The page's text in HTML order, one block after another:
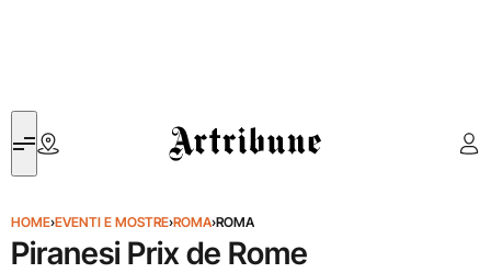
Artribune
HOME›EVENTI E MOSTRE›ROMA›ROMA
Piranesi Prix de Rome